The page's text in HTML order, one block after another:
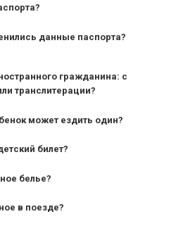
данные паспорта?
гражданина: с
транслитерации?
может ездить один?
следования — от 10 лет и
— от 7 лет.
билет?
белье?
в поезде?